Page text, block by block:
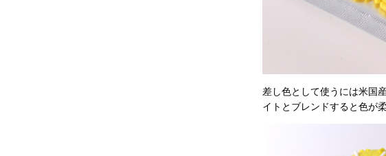
差し色として使うには米国
イトとブレンドすると色が